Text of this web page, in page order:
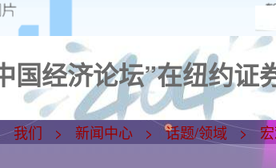
国经济论坛”在纽约
我们 新闻中心 话题/领域